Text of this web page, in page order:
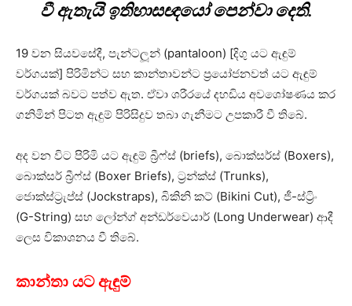
වී ඇතැයි ඉතිහාසඥයෝ පෙන්වා දෙති.
19 වන සියවසේදී, පැන්ටලූන් (pantaloon) [දිගු යට ඇඳුම්
වර්ගයක්] පිරිමින්ට සහ කාන්තාවන්ට ප්‍රයෝජනවත් යට ඇඳුම්
වර්ගයක් බවට පත්ව ඇත. ඒවා ශරීරයේ දහඩිය අවශෝෂණය කර
ගනිමින් පිටත ඇඳුම් පිරිසිදුව තබා ගැනීමට උපකාරී වී තිබේ.
අද වන විට පිරිමි යට ඇඳුම් බ්‍රීෆ්ස් (briefs), බොක්සර්ස් (Boxers),
බොක්සර් බ්‍රීෆ්ස් (Boxer Briefs), ට්‍රන්ක්ස් (Trunks),
ජොක්ස්ට්‍රැප්ස් (Jockstraps), බිකිනි කට් (Bikini Cut), ජී-ස්ට්‍රිං
(G-String) සහ ලෝන්ග් අන්ඩර්වෙයාර් (Long Underwear) ආදී
ලෙස විකාශනය වී තිබේ.
කාන්තා යට ඇඳුම්